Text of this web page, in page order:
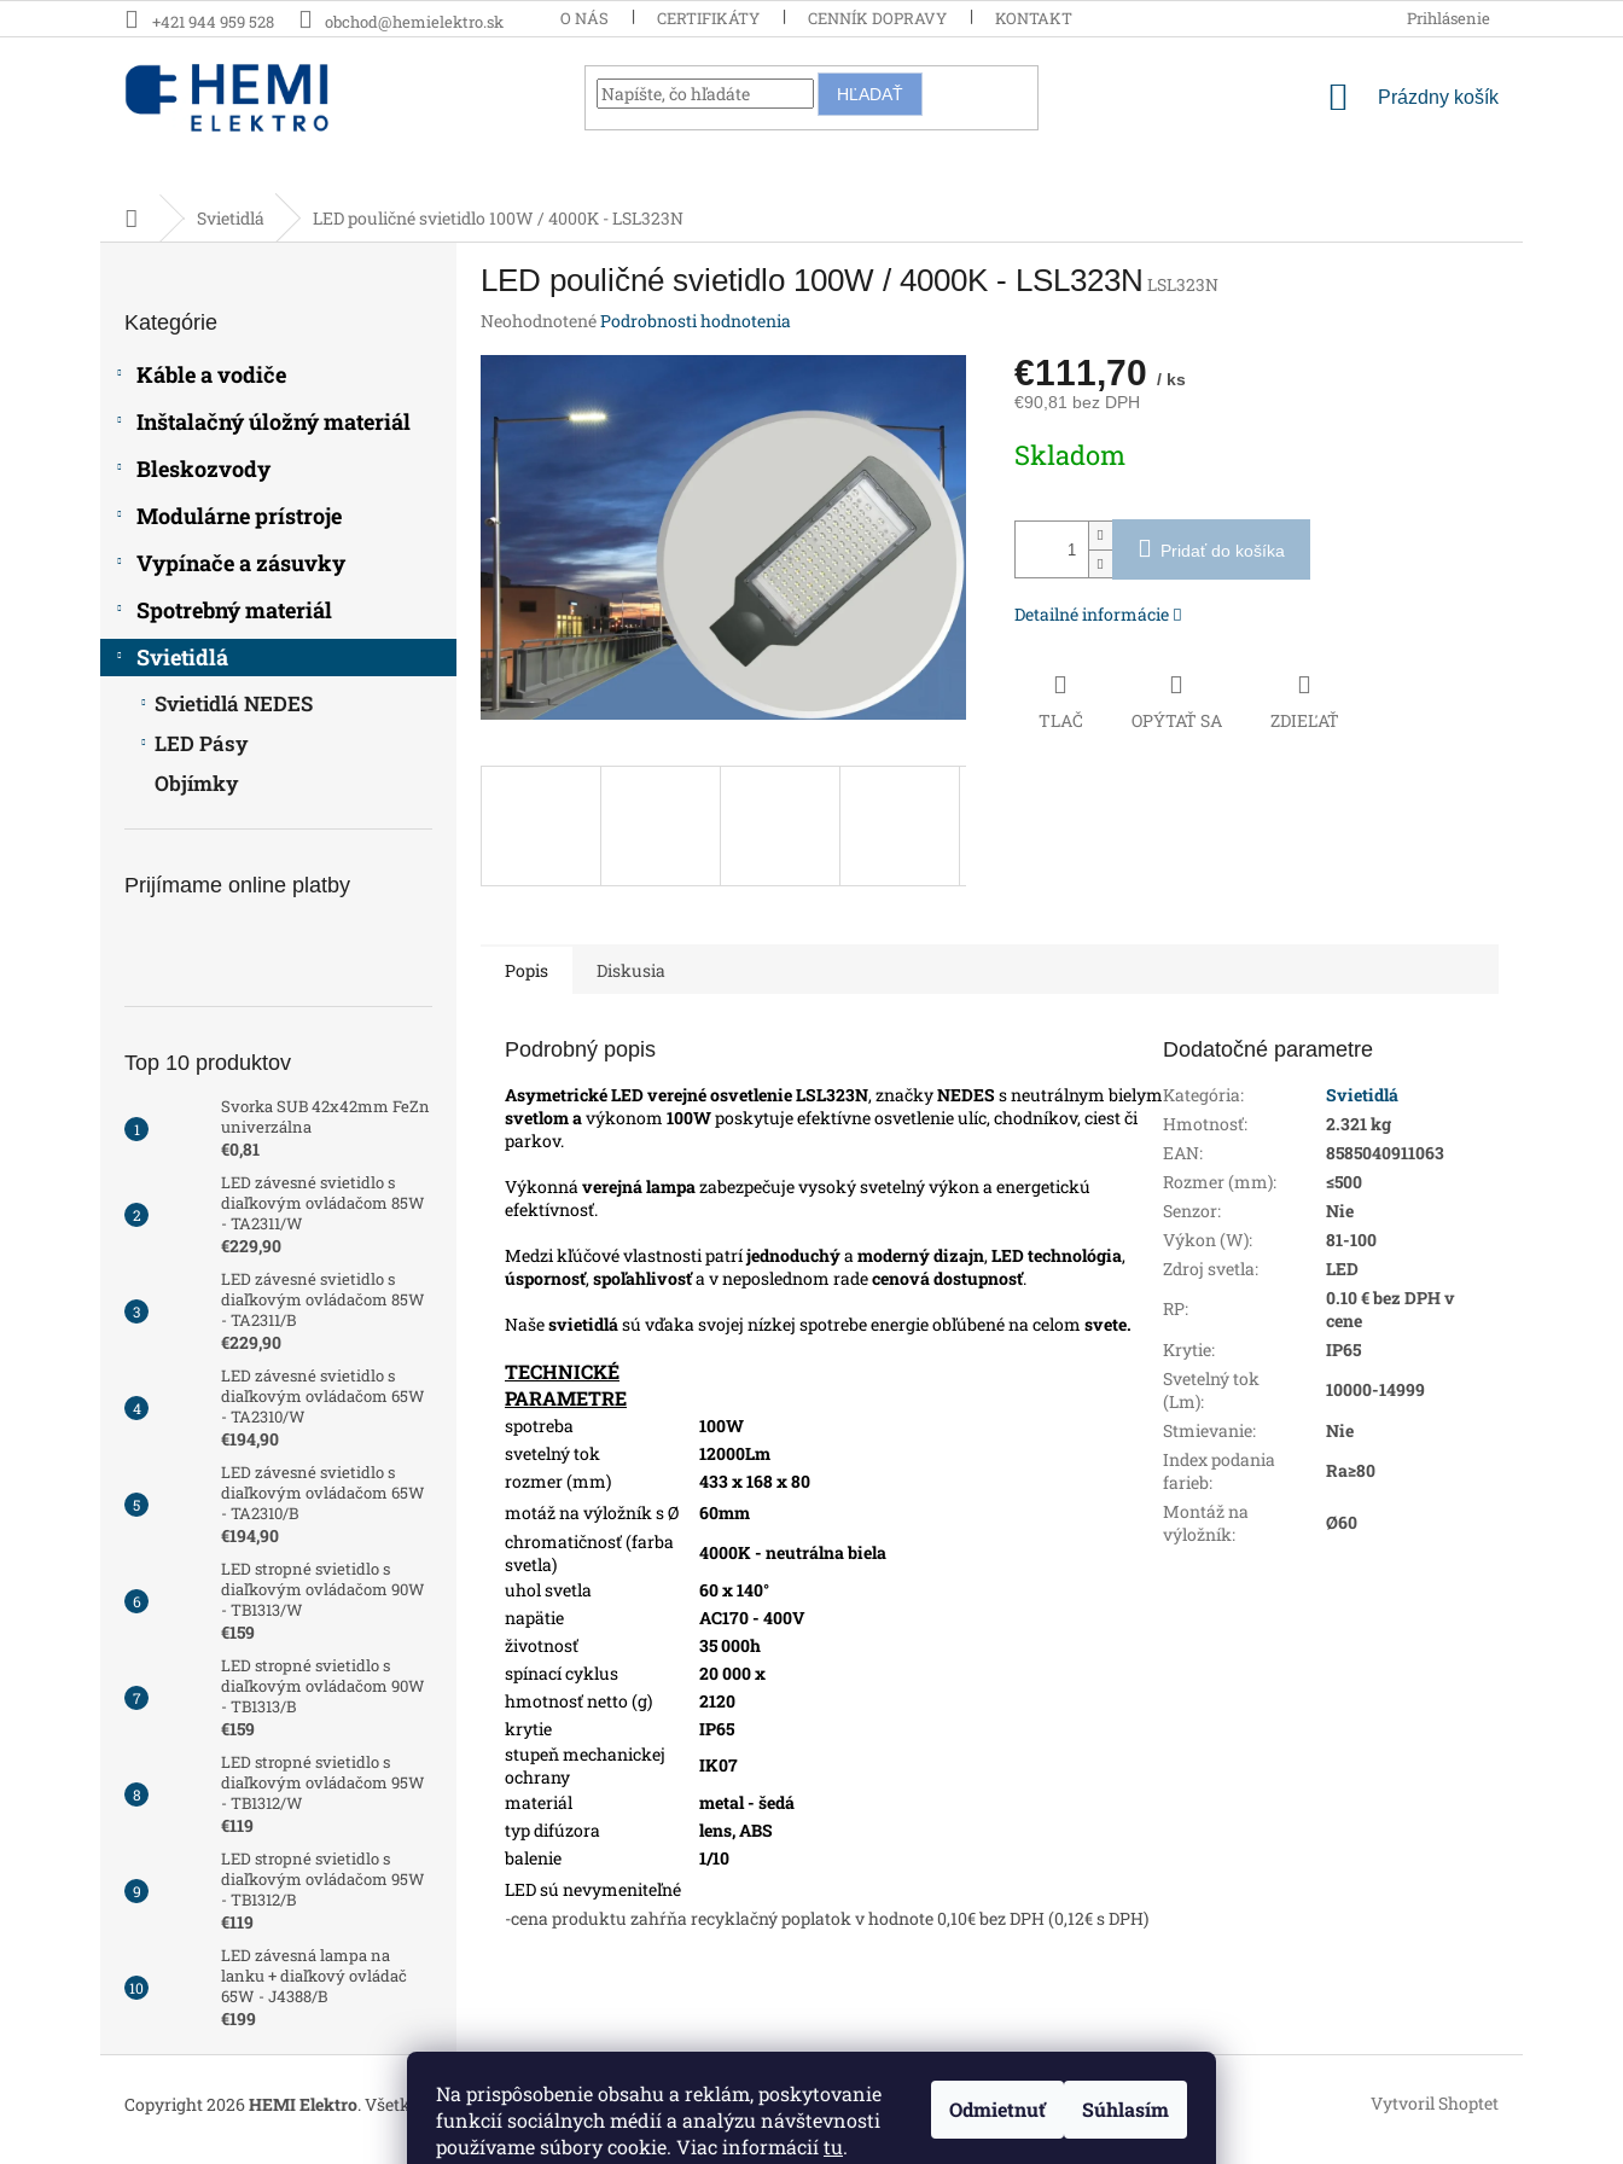
Na prispôsobenie obsahu a reklám, poskytovanie
funkcií sociálnych médií a analýzu návštevnosti
používame súbory cookie. Viac informáciítu.
Odmietnuť Súhlasím
na
+421 944 959 528 obchod@hemielektro.sk O NÁS CERTIFIKÁTY CENNÍK DOPRAVY KONTAKT PODMIENKY OCHRANY
Prihlásenie
HĽADAŤ
NÁKUPNÝ
Prázdny košík
DomovSvietidlá LED pouličné svietidlo 100W / 4000K - LSL323N
kategórie
Kategórie
Káble a vodiče
Inštalačný úložný materiál
Bleskozvody
Modulárne prístroje
Vypínače a zásuvky
Spotrebný materiál
Svietidlá
Svietidlá NEDES
LED Pásy
Objímky
Prijímame online platby
Top 10 produktov
Svorka SUB 42x42mm FeZn
univerzálna
€0,81
LED závesné svietidlo s
diaľkovým ovládačom 85W
- TA2311/W
€229,90
LED závesné svietidlo s
diaľkovým ovládačom 85W
- TA2311/B
€229,90
LED závesné svietidlo s
diaľkovým ovládačom 65W
- TA2310/W
€194,90
LED závesné svietidlo s
diaľkovým ovládačom 65W
- TA2310/B
€194,90
LED stropné svietidlo s
diaľkovým ovládačom 90W
- TB1313/W
€159
LED stropné svietidlo s
diaľkovým ovládačom 90W
- TB1313/B
€159
LED stropné svietidlo s
diaľkovým ovládačom 95W
- TB1312/W
€119
LED stropné svietidlo s
diaľkovým ovládačom 95W
- TB1312/B
€119
LED závesná lampa na
lanku + diaľkový ovládač
65W - J4388/B
€199
LED pouličné svietidlo 100W / 4000K - LSL323N LSL323N
Priemerné
0,0
hviezdičiek.
NeohodnotenéPodrobnosti hodnotenia
€111,70 / ks
€90,81 bez DPH
cena:
Skladom
Pridať do košíka
Detailné informácie
TLAČ OPÝTAŤ SA ZDIEĽAŤ
Popis Diskusia
Podrobný popis
Asymetrické LED verejné osvetlenie LSL323N, značkyNEDES s neutrálnym bielym
svetlom avýkonom 100Wposkytuje efektívne osvetlenie ulíc, chodníkov, ciest či
parkov.
Výkonná verejná lampazabezpečuje vysoký svetelný výkon a energetickú
efektívnosť.
Medzi kľúčové vlastnosti patríjednoduchýa moderný dizajn, LED technológia,
úspornosť, spoľahlivosťa v neposlednom radecenová dostupnosť.
Našesvietidlású vďaka svojej nízkej spotrebe energie obľúbené na celom svete.
TECHNICKÉ
PARAMETRE
spotreba
100W
svetelný tok
12000Lm
rozmer (mm)
433 x 168 x 80
motáž na výložník s Ø
60mm
chromatičnosť (farba
svetla)
4000K - neutrálna biela
uhol svetla
60 x 140°
napätie
AC170 - 400V
životnosť
35 000h
spínací cyklus
20 000 x
hmotnosť netto (g)
2120
krytie
IP65
stupeň mechanickej
ochrany
IK07
materiál
metal - šedá
typ difúzora
lens, ABS
balenie
1/10
LED sú nevymeniteľné
-cena produktu zahŕňa recyklačný poplatok v hodnote 0,10€ bez DPH (0,12€ s DPH)
Dodatočné parametre
Kategória:
Svietidlá
Hmotnosť:
2.321 kg
EAN:
8585040911063
Rozmer (mm):
≤500
Senzor:
Nie
Výkon (W):
81-100
Zdroj svetla:
LED
RP:
0.10 € bez DPH v
cene
Krytie:
IP65
Svetelný tok
(Lm):
10000-14999
Stmievanie:
Nie
Index podania
farieb:
Ra≥80
Montáž na
výložník:
Ø60
Vytvoril Shoptet
Copyright 2026HEMI Elektro. Všetky práva vyhradené.Upraviť nastavenie cookies